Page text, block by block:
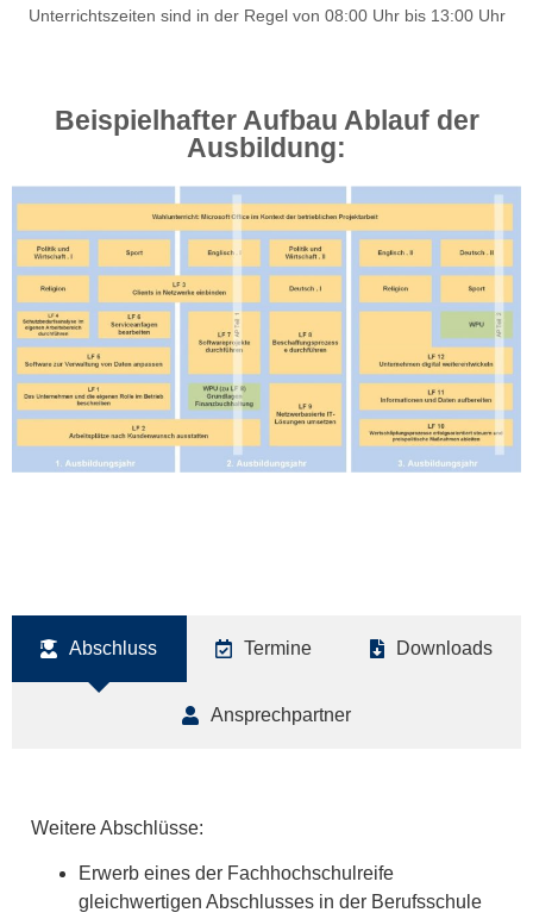
Unterrichtszeiten sind in der Regel von 08:00 Uhr bis 13:00 Uhr
Beispielhafter Aufbau Ablauf der
Ausbildung:
Abschluss Termine Downloads
Ansprechpartner
Weitere Abschlüsse:
Erwerb eines der Fachhochschulreife
gleichwertigen Abschlusses in der Berufsschule